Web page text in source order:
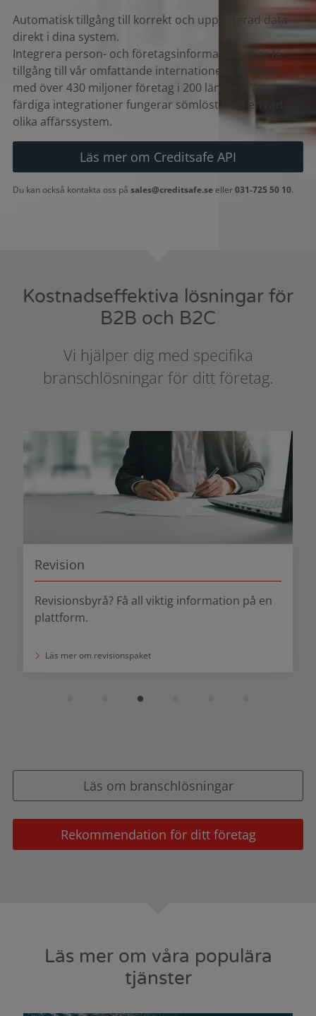
Automatisk tillgång till korrekt och uppdaterad data
direkt i dina system.
Integrera person- och företagsinformation, eller få
tillgång till vår omfattande internationella databas
med över 430 miljoner företag i 200 länder. Våra
färdiga integrationer fungerar sömlöst med en rad
olika affärssystem.
Läs mer om Creditsafe API
Du kan också kontakta oss på sales@creditsafe.seeller031-725 50 10.
Kostnadseffektiva lösningar för
B2B och B2C
Vi hjälper dig med specifika
branschlösningar för ditt företag.
Byggbranschen
Enkelt och tidseffektivt för dig inom
byggbranschen.
Minska kreditrisken
Läs om branschlösningar
Rekommendation för ditt företag
Läs mer om våra populära
tjänster